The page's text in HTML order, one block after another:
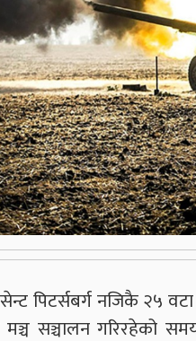
पिटर्सबर्ग नजिकै २५ वटा
सञ्चालन गरिरहेको